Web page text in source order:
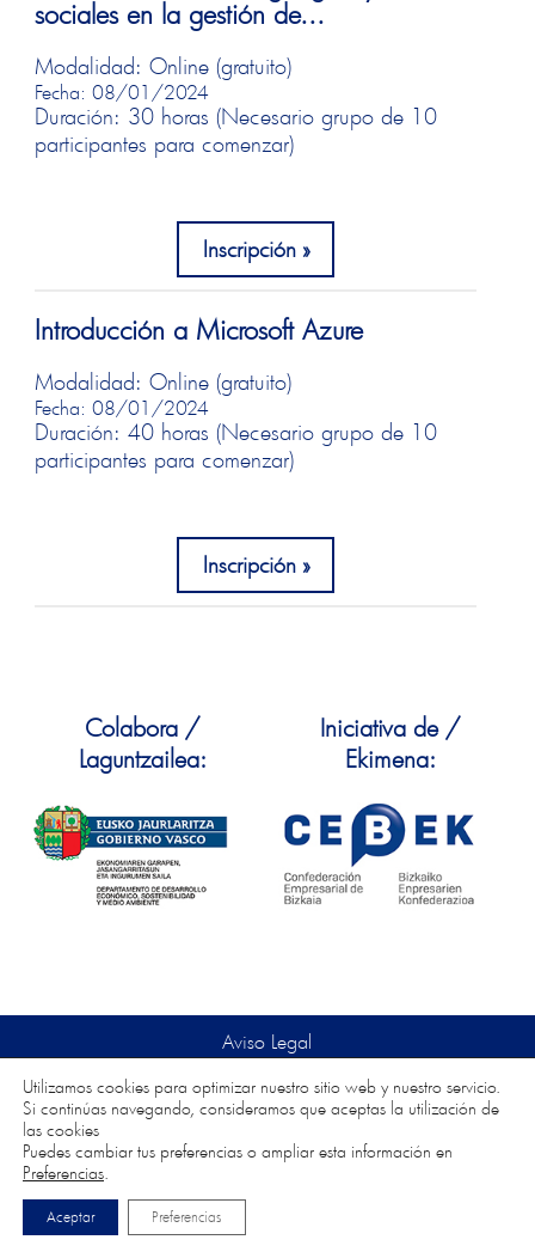
sociales en la gestión de...
Modalidad: Online (gratuito)
Fecha: 08/01/2024
Duración: 30 horas (Necesario grupo de 10
participantes para comenzar)
Inscripción
Introducción a Microsoft Azure
Modalidad: Online (gratuito)
Fecha: 08/01/2024
Duración: 40 horas (Necesario grupo de 10
participantes para comenzar)
Inscripción
Colabora /
Laguntzailea:
Iniciativa de /
Ekimena:
Aviso Legal
Política de Cookies
© 2026Cebek
Utilizamos cookies para optimizar nuestro sitio web y nuestro servicio.
Si continúas navegando, consideramos que aceptas la utilización de
las cookies
Puedes cambiar tus preferencias o ampliar esta información en
Preferencias.
Aceptar Preferencias